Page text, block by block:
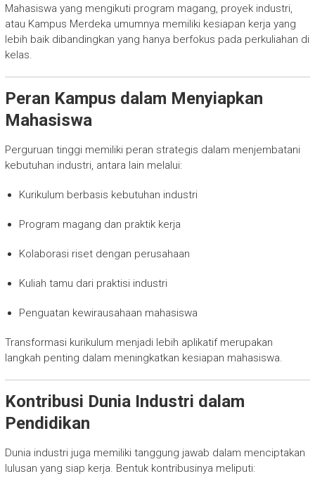
Mahasiswa yang mengikuti program magang, proyek industri,
atau Kampus Merdeka umumnya memiliki kesiapan kerja yang
lebih baik dibandingkan yang hanya berfokus pada perkuliahan di
kelas.
Peran Kampus dalam Menyiapkan
Mahasiswa
Perguruan tinggi memiliki peran strategis dalam menjembatani
kebutuhan industri, antara lain melalui:
Kurikulum berbasis kebutuhan industri
Program magang dan praktik kerja
Kolaborasi riset dengan perusahaan
Kuliah tamu dari praktisi industri
Penguatan kewirausahaan mahasiswa
Transformasi kurikulum menjadi lebih aplikatif merupakan
langkah penting dalam meningkatkan kesiapan mahasiswa.
Kontribusi Dunia Industri dalam
Pendidikan
Dunia industri juga memiliki tanggung jawab dalam menciptakan
lulusan yang siap kerja. Bentuk kontribusinya meliputi: